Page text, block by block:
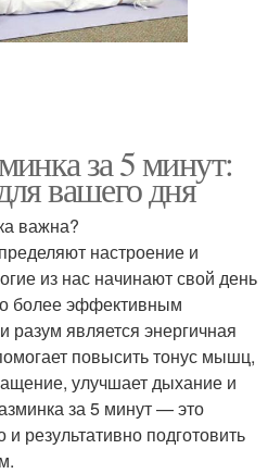
за 5 минут:
вашего дня
важна?
настроение и
из нас начинают свой день
более эффективным
разум является энергичная
повысить тонус мышц,
улучшает дыхание и
за 5 минут — это
результативно подготовить